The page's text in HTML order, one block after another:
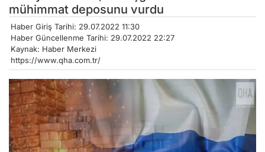
mühimmat deposunu vurdu
Haber Giriş Tarihi: 29.07.2022 11:30
Haber Güncellenme Tarihi: 29.07.2022 22:27
Kaynak: Haber Merkezi
https://www.qha.com.tr/